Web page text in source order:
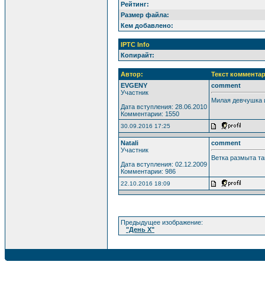
Рейтинг:
Размер файла:
Кем добавлено:
IPTC Info
Копирайт:
Автор:
Текст
EVGENY
Участник
Дата вступления: 28.06.2010
Комментарии: 1550
comment
Милая девчушка
30.09.2016 17:25
Natali
Участник
Дата вступления: 02.12.2009
Комментарии: 986
comment
Ветка размыта
22.10.2016 18:09
Предыдущее изображение:
"День Х"